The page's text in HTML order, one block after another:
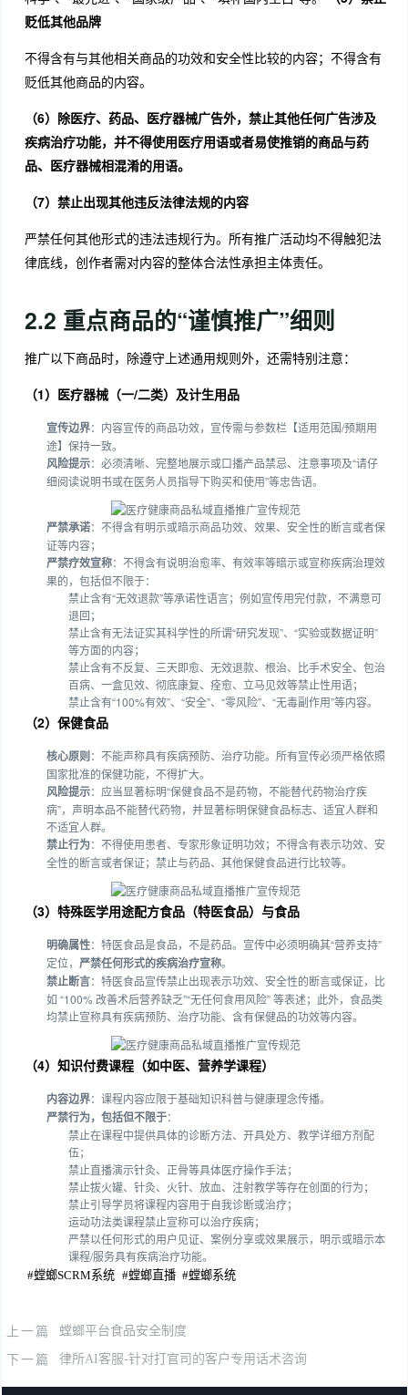
贬低其他品牌
不得含有与其他相关商品的功效和安全性比较的内容；不得含有
贬低其他商品的内容。
（6） 除医疗、药品、医疗器械广告外，禁止其他任何广告涉及
疾病治疗功能，并不得使用医疗用语或者易使推销的商品与药
品、医疗器械相混淆的用语。
（7）禁止出现其他违反法律法规的内容
严禁任何其他形式的违法违规行为。所有推广活动均不得触犯法
律底线，创作者需对内容的整体合法性承担主体责任。
2.2 重点商品的“谨慎推广”细则
推广以下商品时，除遵守上述通用规则外，还需特别注意：
（1）医疗器械（一/二类）及计生用品
宣传边界：内容宣传的商品功效，宣传需与参数栏【适用范围/预期用
途】保持一致。
风险提示：必须清晰、完整地展示或口播产品禁忌、注意事项及“请仔
细阅读说明书或在医务人员指导下购买和使用”等忠告语。
严禁承诺：不得含有明示或暗示商品功效、效果、安全性的断言或者保
证等内容；
严禁疗效宣称：不得含有说明治愈率、有效率等暗示或宣称疾病治理效
果的，包括但不限于：
禁止含有“无效退款”等承诺性语言；例如宣传用完付款，不满意可
退回；
禁止含有无法证实其科学性的所谓“研究发现”、“实验或数据证明”
等方面的内容；
禁止含有不反复、三天即愈、无效退款、根治、比手术安全、包治
百病、一盒见效、彻底康复、痊愈、立马见效等禁止性用语；
禁止含有“100%有效”、“安全”、“零风险”、“无毒副作用”等内容。
（2）保健食品
核心原则：不能声称具有疾病预防、治疗功能。​所有宣传必须严格依照
国家批准的保健功能，不得扩大。
风险提示：应当显著标明“保健食品不是药物，不能替代药物治疗疾
病”，声明本品不能替代药物，并显著标明保健食品标志、适宜人群和
不适宜人群。
禁止行为：不得使用患者、专家形象证明功效；不得含有表示功效、安
全性的断言或者保证；禁止与药品、其他保健食品进行比较等。
（3）特殊医学用途配方食品（特医食品）与食品
明确属性：特医食品是食品，不是药品。宣传中必须明确其“营养支持”
定位， 严禁任何形式的疾病治疗宣称。
禁止断言：特医食品宣传禁止出现表示功效、安全性的断言或保证，比
如 “100% 改善术后营养缺乏”“无任何食用风险” 等表述；此外，食品类
均禁止宣称具有疾病预防、治疗功能、含有保健品的功效等内容。
（4）知识付费课程（如中医、营养学课程）
内容边界：课程内容应限于基础知识科普与健康理念传播。
严禁行为，包括但不限于：
禁止在课程中提供具体的诊断方法、开具处方、教学详细方剂配
伍；
禁止直播演示针灸、正骨等具体医疗操作手法；
禁止拔火罐、针灸、火针、放血、注射教学等存在创面的行为；
禁止引导学员将课程内容用于自我诊断或治疗；
运动功法类课程禁止宣称可以治疗疾病；
严禁以任何形式的用户见证、案例分享或效果展示，明示或暗示本
课程/服务具有疾病治疗功能。
#螳螂SCRM系统 #螳螂直播 #螳螂系统
上一篇 螳螂平台食品安全制度
下一篇 律所AI客服-针对打官司的客户专用话术咨询